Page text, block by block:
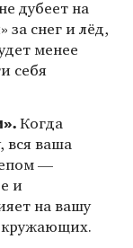
дубеет на
за снег и лёд,
менее
себя
Когда
вся ваша
—
и
на вашу